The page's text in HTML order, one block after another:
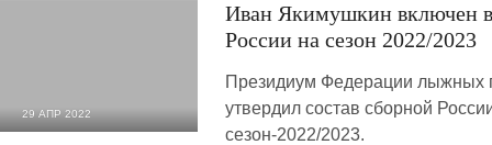
29 АПР 2022
Иван Якимушкин включен в
России на сезон 2022/2023
Президиум Федерации лыжных
утвердил состав сборной
сезон-2022/2023.